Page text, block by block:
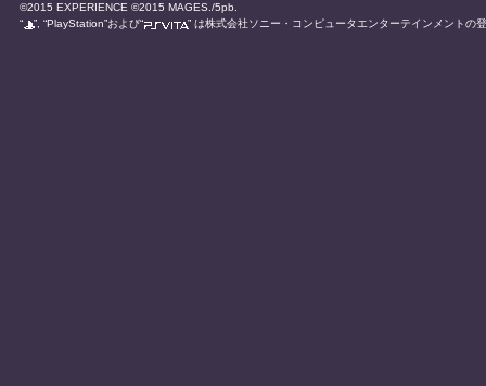
©2015 EXPERIENCE ©2015 MAGES./5pb.
“
”, “PlayStation”および“ ” は株式会社ソニー・コンピュータエンターテインメントの